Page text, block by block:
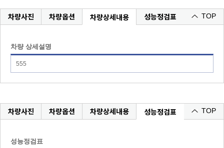
차량사진 차량옵션 차량상세내용 성능정검표 TOP
차량 상세설명
555
차량사진 차량옵션 차량상세내용 성능정검표 TOP
성능정검표